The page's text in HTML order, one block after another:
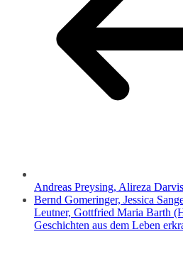
Andreas Preysing, Alireza
Bernd Gomeringer, Jessica
Leutner, Gottfried Maria Barth
Geschichten aus dem Leben